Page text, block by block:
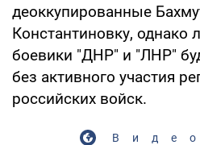
деоккупированные
Константиновку, однако
боевики "ДНР" и "ЛНР"
без активного участия
российских войск.